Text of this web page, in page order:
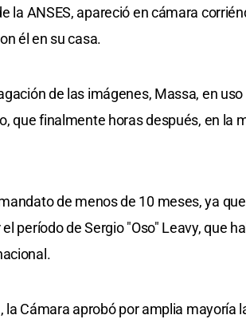
la ANSES, apareció en cámara
él en su casa.
de las imágenes, Massa, en
que finalmente horas después, en la
de menos de 10 meses, ya
período de Sergio "Oso" Leavy, que
la Cámara aprobó por amplia mayoría